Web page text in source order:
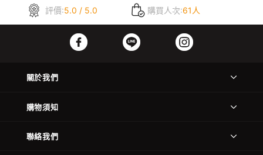
評價:5.0 / 5.0 購買人次:61人
關於我們
購物須知
聯絡我們